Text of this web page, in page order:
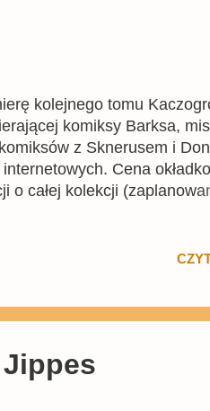
kolejnego tomu
komiksy Barksa,
z Sknerusem i
Cena
całej kolekcji
szalonym naukowcu,